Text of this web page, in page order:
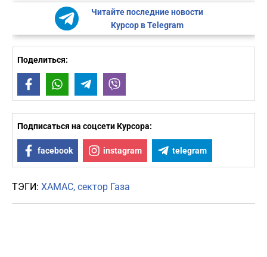
Читайте последние новости
Курсор в Telegram
Поделиться:
FacebookWhatsAppTelegram
Подписаться на соцсети Курсора:
facebook instagram telegram
ТЭГИ: ХАМАС сектор Газа